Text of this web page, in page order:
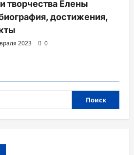
творчества Елены
достижения,
2023 0
Поиск